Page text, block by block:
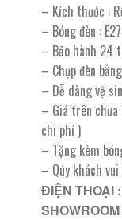
– Kích thước :
– Bóng đèn :
– Bảo hành 24
– Chụp đèn
– Dễ dàng vệ
– Giá trên
chi phí )
– Tặng kèm
– Qúy khách
ĐIỆN THOẠI